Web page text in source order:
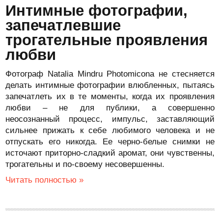
Интимные фотографии,
запечатлевшие
трогательные проявления
любви
Фотограф Natalia Mindru Photomicona не стесняется
делать интимные фотографии влюбленных, пытаясь
запечатлеть их в те моменты, когда их проявления
любви – не для публики, а совершенно
неосознанный процесс, импульс, заставляющий
сильнее прижать к себе любимого человека и не
отпускать его никогда. Ее черно-белые снимки не
источают приторно-сладкий аромат, они чувственны,
трогательны и по-своему несовершенны.
Читать полностью »